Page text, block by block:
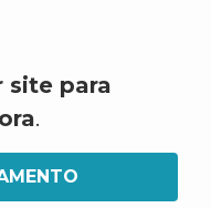
site para
.